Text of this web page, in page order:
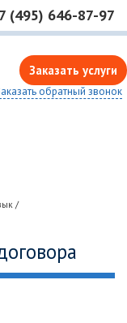
(495) 646-87-97
Заказать услуги
обратный звонок
/